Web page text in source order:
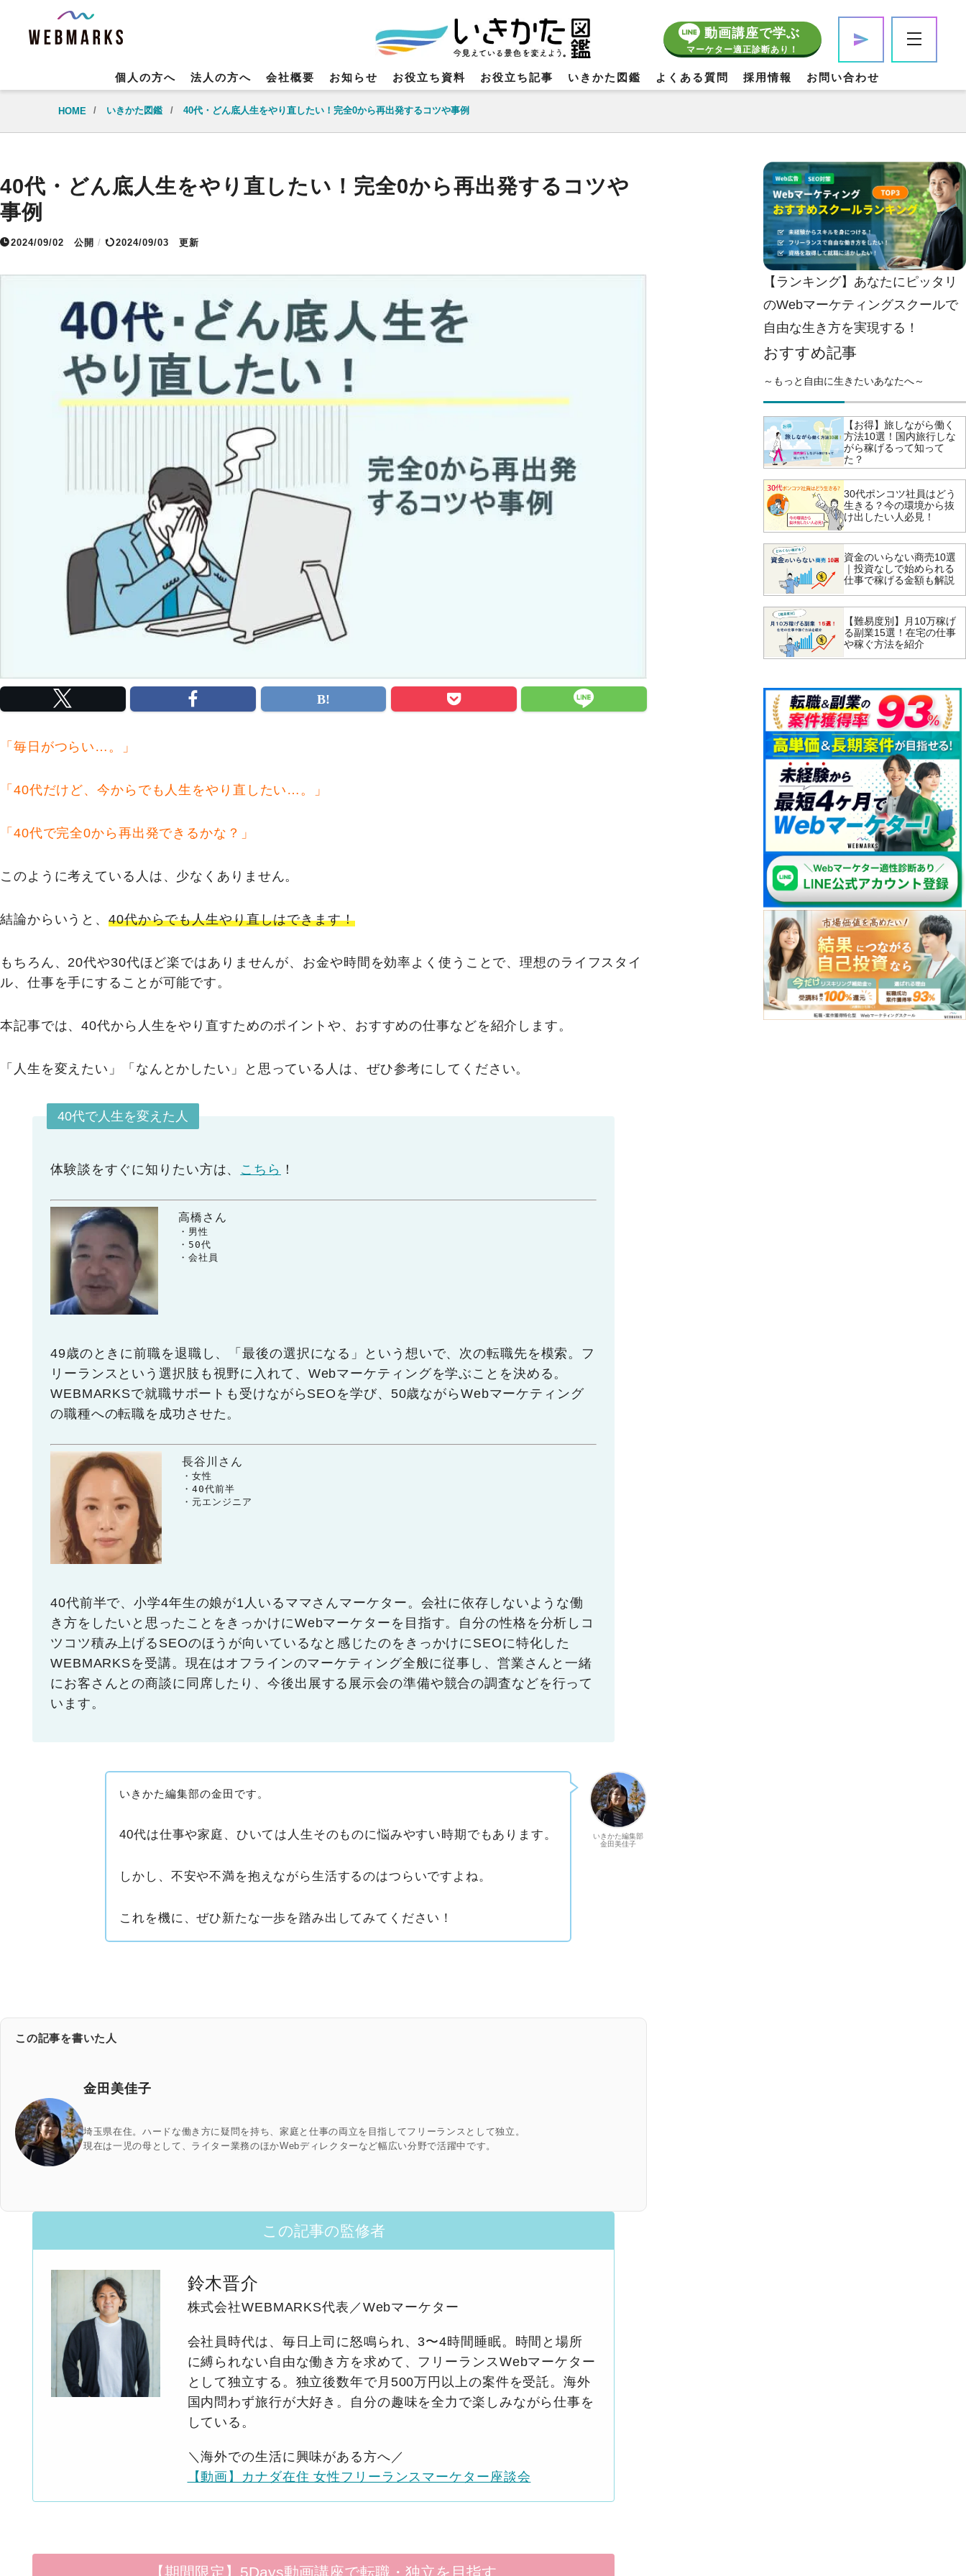
動画講座で学ぶ
マーケター適正診断あり！
個人の方へ 法人の方へ 会社概要 お知らせ お役立ち資料 お役立ち記事 いきかた図鑑 よくある質問 採用情報 お問い合わせ
HOME / いきかた図鑑 / 40代・どん底人生をやり直したい！完全0から再出発するコツや事例
40代・どん底人生をやり直したい！完全0から再出発するコツや
事例
2024/09/02 公開 / 2024/09/03 更新
「毎日がつらい…。」
「40代だけど、今からでも人生をやり直したい…。」
「40代で完全0から再出発できるかな？」
このように考えている人は、少なくありません。
結論からいうと、40代からでも人生やり直しはできます！
もちろん、20代や30代ほど楽ではありませんが、お金や時間を効率よく使うことで、理想のライフスタイ
ル、仕事を手にすることが可能です。
本記事では、40代から人生をやり直すためのポイントや、おすすめの仕事などを紹介します。
「人生を変えたい」「なんとかしたい」と思っている人は、ぜひ参考にしてください。
40代で人生を変えた人
体験談をすぐに知りたい方は、 こちら ！
高橋さん
・男性
・50代
・会社員
49歳のときに前職を退職し、「最後の選択になる」という想いで、次の転職先を模索。フ
リーランスという選択肢も視野に入れて、Webマーケティングを学ぶことを決める。
WEBMARKSで就職サポートも受けながらSEOを学び、50歳ながらWebマーケティング
の職種への転職を成功させた。
長谷川さん
・女性
・40代前半
・元エンジニア
40代前半で、小学4年生の娘が1人いるママさんマーケター。会社に依存しないような働
き方をしたいと思ったことをきっかけにWebマーケターを目指す。自分の性格を分析しコ
ツコツ積み上げるSEOのほうが向いているなと感じたのをきっかけにSEOに特化した
WEBMARKSを受講。現在はオフラインのマーケティング全般に従事し、営業さんと一緒
にお客さんとの商談に同席したり、今後出展する展示会の準備や競合の調査などを行って
います。
いきかた編集部
金田美佳子
いきかた編集部の金田です。
40代は仕事や家庭、ひいては人生そのものに悩みやすい時期でもあります。
しかし、不安や不満を抱えながら生活するのはつらいですよね。
これを機に、ぜひ新たな一歩を踏み出してみてください！
この記事を書いた人
金田美佳子
埼玉県在住。ハードな働き方に疑問を持ち、家庭と仕事の両立を目指してフリーランスとして独立。
現在は一児の母として、ライター業務のほかWebディレクターなど幅広い分野で活躍中です。
この記事の監修者
鈴木晋介
株式会社WEBMARKS代表／Webマーケター
会社員時代は、毎日上司に怒鳴られ、3〜4時間睡眠。時間と場所
に縛られない自由な働き方を求めて、フリーランスWebマーケター
として独立する。独立後数年で月500万円以上の案件を受託。海外
国内問わず旅行が大好き。自分の趣味を全力で楽しみながら仕事を
している。
＼海外での生活に興味がある方へ／
【動画】カナダ在住 女性フリーランスマーケター座談会
【期間限定】5Days動画講座で転職・独立を目指す
【ランキング】あなたにピッタリ
のWebマーケティングスクールで
自由な生き方を実現する！
おすすめ記事
～もっと自由に生きたいあなたへ～
【お得】旅しながら働く
方法10選！国内旅行しな
がら稼げるって知って
た？
30代ポンコツ社員はどう
生きる？今の環境から抜
け出したい人必見！
資金のいらない商売10選
｜投資なしで始められる
仕事で稼げる金額も解説
【難易度別】月10万稼げ
る副業15選！在宅の仕事
や稼ぐ方法を紹介